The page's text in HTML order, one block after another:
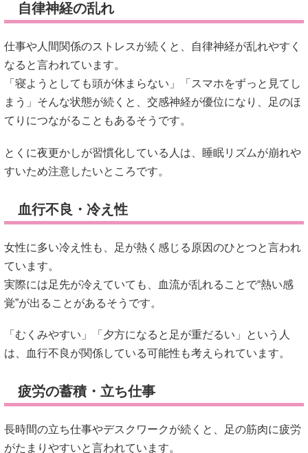
自律神経の乱れ
仕事や人間関係のストレスが続くと、自律神経が乱れやすく
なると言われています。
「寝ようとしても頭が休まらない」「スマホをずっと見てし
まう」そんな状態が続くと、交感神経が優位になり、足のほ
てりにつながることもあるそうです。
とくに夜更かしが習慣化している人は、睡眠リズムが崩れや
すいため注意したいところです。
血行不良・冷え性
女性に多い冷え性も、足が熱く感じる原因のひとつと言われ
ています。
実際には足先が冷えていても、血流が乱れることで“熱い感
覚”が出ることがあるそうです。
「むくみやすい」「夕方になると足が重だるい」という人
は、血行不良が関係している可能性も考えられています。
疲労の蓄積・立ち仕事
長時間の立ち仕事やデスクワークが続くと、足の筋肉に疲労
がたまりやすいと言われています。